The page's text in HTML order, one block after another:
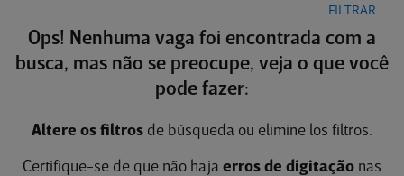
FILTRAR
Ops! Nenhuma vaga foi encontrada com a
busca, mas não se preocupe, veja o que você
pode fazer:
Altere os filtros de búsqueda ou elimine los filtros.
Certifique-se de que não haja erros de digitação nas